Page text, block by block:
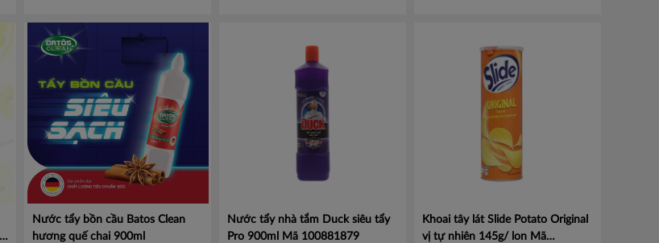
Nước tẩy bồn cầu Batos Clean
hương quế chai 900ml
Nước tẩy nhà tắm Duck siêu tẩy
Pro 900ml
Mã 100881879
Khoai tây lát Slide Potato Original
vị tự nhiên 145g/ lon Mã